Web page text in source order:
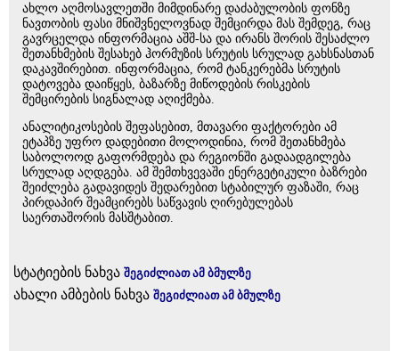
ახლო აღმოსავლეთში მიმდინარე დაძაბულობის ფონზე
ნავთობის ფასი მნიშვნელოვნად შემცირდა მას შემდეგ, რაც
გავრცელდა ინფორმაცია აშშ-სა და ირანს შორის შესაძლო
შეთანხმების შესახებ ჰორმუზის სრუტის სრულად გახსნასთან
დაკავშირებით. ინფორმაცია, რომ ტანკერებმა სრუტის
დატოვება დაიწყეს, ბაზარზე მიწოდების რისკების
შემცირების სიგნალად აღიქმება.
ანალიტიკოსების შეფასებით, მთავარი ფაქტორები ამ
ეტაპზე უფრო დადებითი მოლოდინია, რომ შეთანხმება
საბოლოოდ გაფორმდება და რეგიონში გადაადგილება
სრულად აღდგება. ამ შემთხვევაში ენერგეტიკული ბაზრები
შეიძლება გადავიდეს შედარებით სტაბილურ ფაზაში, რაც
პირდაპირ შეამცირებს საწვავის ღირებულებას
საერთაშორის მასშტაბით.
სტატიების ნახვა შეგიძლიათ ამ ბმულზე
ახალი ამბების ნახვა შეგიძლიათ ამ ბმულზე